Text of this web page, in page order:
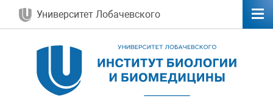
Университет Лобачевского